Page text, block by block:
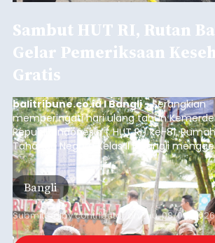
Sempat Cekcok dengan
Pria Asal Pemogan
Tak Bernyawa di Pantai
Purnama
balitribune.co.id I Gianyar -Seorang
Lingkungan Dalem, Pemogan, Denpasar
Kota Denpasar, yang diketahui bernama
Dedi Wiranata (35), ditemukan tidak
pesisir Pantai Purnama, Sukawati.
Sebelum ditemukan meninggal dunia,